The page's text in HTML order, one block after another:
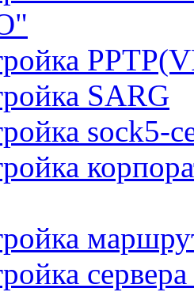
SARG
sock5-